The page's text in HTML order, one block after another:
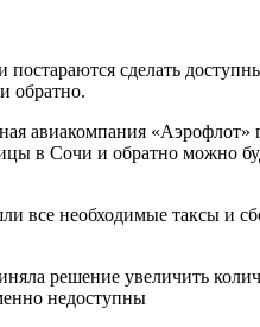
сделать
обратно.
авиакомпания
в Сочи и обратно можно
все необходимые таксы и
решение увеличить
недоступны